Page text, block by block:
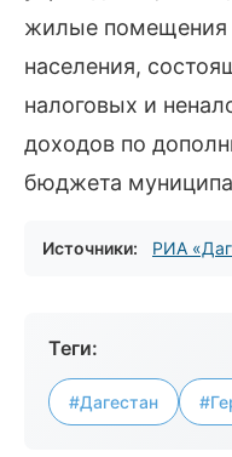
жилые помещения
населения,
налоговых и
доходов по
бюджета
Источники: РИА
Теги:
#Дагестан